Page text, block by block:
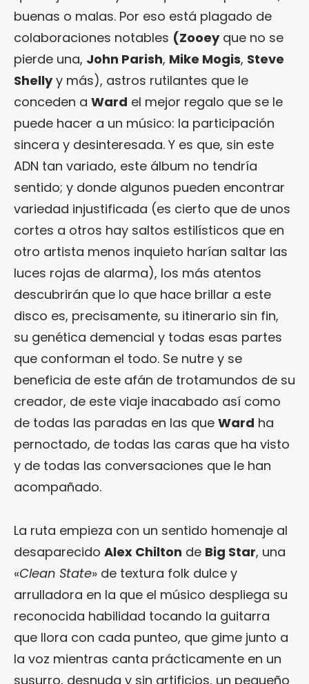
buenas o malas. Por eso está plagado de
colaboraciones notables (Zooeyque no se
pierde una, John Parish, Mike Mogis, Steve
Shellyy más), astros rutilantes que le
conceden a Ward el mejor regalo que se le
puede hacer a un músico: la participación
sincera y desinteresada. Y es que, sin este
ADN tan variado, este álbum no tendría
sentido; y donde algunos pueden encontrar
variedad injustificada (es cierto que de unos
cortes a otros hay saltos estilísticos que en
otro artista menos inquieto harían saltar las
luces rojas de alarma), los más atentos
descubrirán que lo que hace brillar a este
disco es, precisamente, su itinerario sin fin,
su genética demencial y todas esas partes
que conforman el todo. Se nutre y se
beneficia de este afán de trotamundos de su
creador, de este viaje inacabado así como
de todas las paradas en las que Ward ha
pernoctado, de todas las caras que ha visto
y de todas las conversaciones que le han
acompañado.
La ruta empieza con un sentido homenaje al
desaparecido Alex Chilton de Big Star, una
«Clean State» de textura folk dulce y
arrulladora en la que el músico despliega su
reconocida habilidad tocando la guitarra
que llora con cada punteo, que gime junto a
la voz mientras canta prácticamente en un
susurro, desnuda y sin artificios, un pequeño